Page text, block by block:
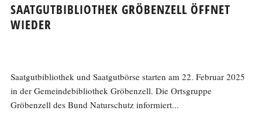
SAATGUTBIBLIOTHEK GRÖBENZELL ÖFFNET
WIEDER
Saatgutbibliothek und Saatgutbörse starten am 22. Februar 2025
in der Gemeindebibliothek Gröbenzell. Die Ortsgruppe
Gröbenzell des Bund Naturschutz informiert...